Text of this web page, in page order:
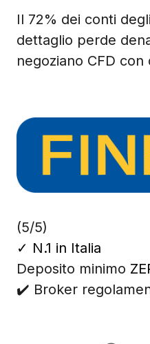
Il 72% dei conti
dettaglio perde
negoziano CFD
(5/5)
✓ N.1 in Italia
Deposito minimo
✔️ Broker